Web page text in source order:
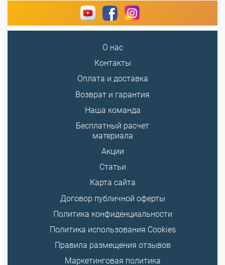
О нас
Контакты
Оплата и доставка
Возврат и гарантия
Наша команда
Бесплатный расчет
материала
Акции
Статьи
Карта сайта
Договор публичной оферты
Политика конфиденциальности
Политика использования Cookies
Правила размещения отзывов
Маркетинговая политика